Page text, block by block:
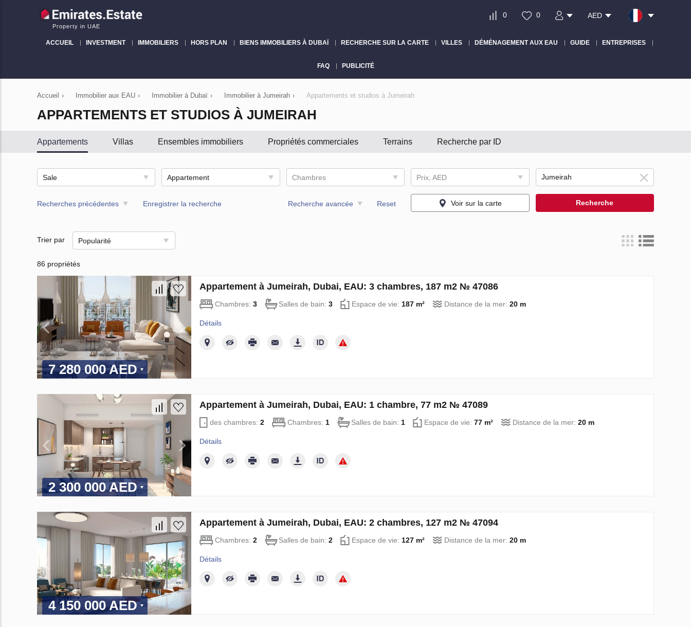
Property in UAE
0 0 AED
ACCUEIL INVESTMENT IMMOBILIERS HORS PLAN BIENS IMMOBILIERS À DUBAÏ RECHERCHE SUR LA CARTE VILLES DÉMÉNAGEMENT AUX EAU GUIDE ENTREPRISES
FAQ PUBLICITÉ
Accueil › Immobilier aux EAU › Immobilier à Dubaï › Immobilier à Jumeirah › Appartements et studios à Jumeirah
APPARTEMENTS ET STUDIOS À JUMEIRAH
Appartements Villas Ensembles immobiliers Propriétés commerciales Terrains Recherche par ID
Sale Appartement Chambres Prix, AED
Recherches précédentes Enregistrer la recherche Recherche avancée Reset Voir sur la carte Recherche
Trier par Popularité
86 propriétés
7 280 000 AED
Appartement à Jumeirah, Dubai, EAU: 3 chambres, 187 m2 № 47086
Chambres: 3 Salles de bain: 3 Espace de vie: 187 m² Distance de la mer: 20 m
Détails
2 300 000 AED
Appartement à Jumeirah, Dubai, EAU: 1 chambre, 77 m2 № 47089
des chambres: 2 Chambres: 1 Salles de bain: 1 Espace de vie: 77 m² Distance de la mer: 20 m
Détails
4 150 000 AED
Appartement à Jumeirah, Dubai, EAU: 2 chambres, 127 m2 № 47094
Chambres: 2 Salles de bain: 2 Espace de vie: 127 m² Distance de la mer: 20 m
Détails